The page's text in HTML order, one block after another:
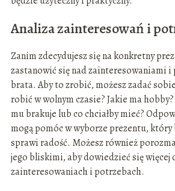
Analiza zainteresowań i
Zanim zdecydujesz się na konkretny
zastanowić się nad zainteresowaniami
brata. Aby to zrobić, możesz zadać
robić w wolnym czasie? Jakie ma hobby?
mu brakuje lub co chciałby mieć?
mogą pomóc w wyborze prezentu,
sprawi radość. Możesz również
jego bliskimi, aby dowiedzieć się więcej
zainteresowaniach i potrzebach.